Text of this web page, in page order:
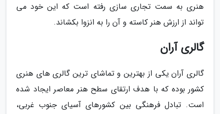
هنری به سمت تجاری سازی رفته است که این خود می
تواند از ارزش هنر کاسته و آن را به انزوا بکشاند.
گالری آران
گالری آران یکی از بهترین و تماشای ترین گالری های هنری
کشور بوده که با هدف ارتقای سطح هنر معاصر ایجاد شده
است. تبادل فرهنگی بین کشورهای آسیای جنوب غربی،